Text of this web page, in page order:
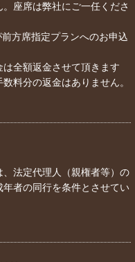
座席は弊社にご一任くださ
方席指定プランへのお申込
は全額返金させて頂きます
料分の返金はありません。
法定代理人（親権者等）の
者の同行を条件とさせてい